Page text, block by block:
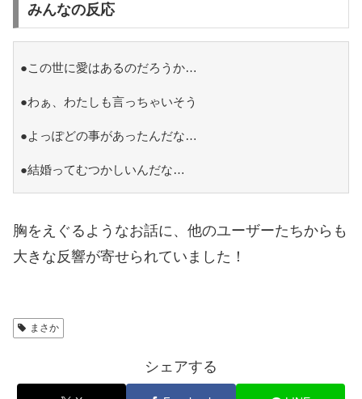
みんなの反応
●この世に愛はあるのだろうか…
●わぁ、わたしも言っちゃいそう
●よっぽどの事があったんだな…
●結婚ってむつかしいんだな…
胸をえぐるようなお話に、他のユーザーたちからも
大きな反響が寄せられていました！
まさか
シェアする